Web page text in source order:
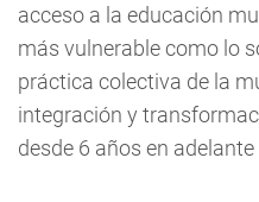
acceso a la educación
más vulnerable como lo
práctica colectiva de la
integración y
desde 6 años en